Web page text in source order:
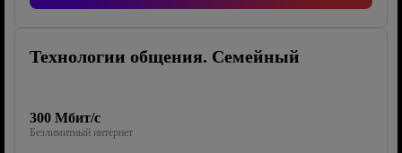
Технологии общения. Семейный
300 Мбит/с
Безлимитный интернет